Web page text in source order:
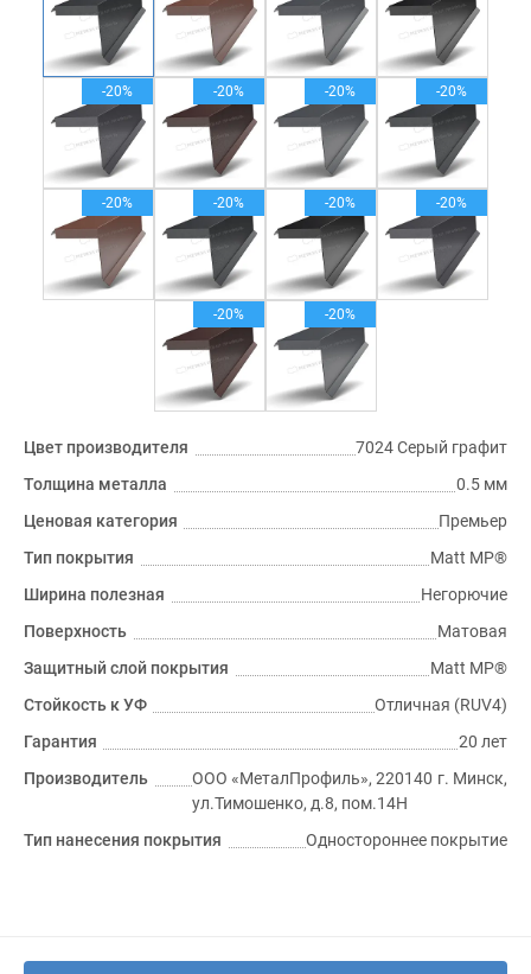
-20% -20% -20% -20%
-20% -20% -20% -20%
-20% -20%
Цвет производителя
7024 Серый графит
Толщина металла
0.5 мм
Ценовая категория
Премьер
Тип покрытия
Matt MP®
Ширина полезная
Негорючие
Поверхность
Матовая
Защитный слой покрытия
Matt MP®
Стойкость к УФ
Отличная (RUV4)
Гарантия
20 лет
Производитель
ООО «МеталПрофиль», 220140 г. Минск,
ул.Тимошенко, д.8, пом.14Н
Тип нанесения покрытия
Одностороннее покрытие